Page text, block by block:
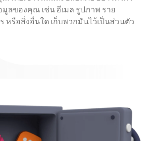
ลของคุณ เช่น อีเมล รูปภาพ ราย
หรือสิ่งอื่นใด เก็บพวกมันไว้เป็นส่วนตัว